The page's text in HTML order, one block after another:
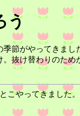
う
季節がやってきまし
抜け替わりのた
こやってきました。